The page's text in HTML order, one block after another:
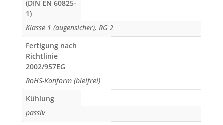
(DIN EN 60825-
1)
Klasse 1 (augensicher), RG 2
Fertigung nach
Richtlinie
2002/957EG
RoHS-Konform (bleifrei)
Kühlung
passiv